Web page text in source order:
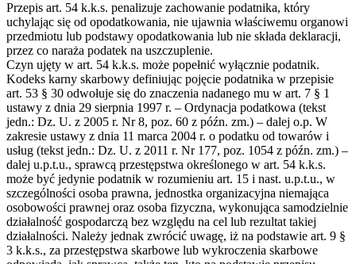
Przepis art. 54 k.k.s. penalizuje zachowanie podatnika, który
uchylając się od opodatkowania, nie ujawnia właściwemu organowi
przedmiotu lub podstawy opodatkowania lub nie składa deklaracji,
przez co naraża podatek na uszczuplenie.
Czyn ujęty w art. 54 k.k.s. może popełnić wyłącznie podatnik.
Kodeks karny skarbowy definiując pojęcie podatnika w przepisie
art. 53 § 30 odwołuje się do znaczenia nadanego mu w art. 7 § 1
ustawy z dnia 29 sierpnia 1997 r. – Ordynacja podatkowa (tekst
jedn.: Dz. U. z 2005 r. Nr 8, poz. 60 z późn. zm.) – dalej o.p. W
zakresie ustawy z dnia 11 marca 2004 r. o podatku od towarów i
usług (tekst jedn.: Dz. U. z 2011 r. Nr 177, poz. 1054 z późn. zm.) –
dalej u.p.t.u., sprawcą przestępstwa określonego w art. 54 k.k.s.
może być jedynie podatnik w rozumieniu art. 15 i nast. u.p.t.u., w
szczególności osoba prawna, jednostka organizacyjna niemająca
osobowości prawnej oraz osoba fizyczna, wykonująca samodzielnie
działalność gospodarczą bez względu na cel lub rezultat takiej
działalności. Należy jednak zwrócić uwagę, iż na podstawie art. 9 §
3 k.k.s., za przestępstwa skarbowe lub wykroczenia skarbowe